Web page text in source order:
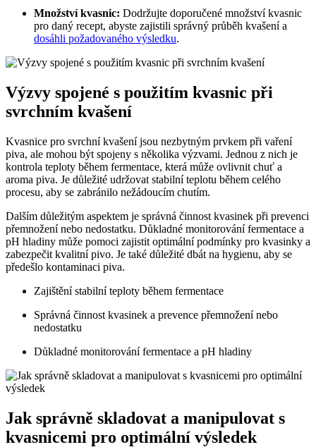
Množství ​kvasnic: Dodržujte doporučené množství kvasnic
pro daný recept, abyste zajistili správný průběh kvašení a
dosáhli požadovaného výsledku.
Výzvy spojené s použitím⁤ kvasnic při
svrchním kvašení
Kvasnice pro svrchní kvašení jsou nezbytným prvkem ⁣při vaření
piva, ‍ale ‌mohou‍ být spojeny s několika⁢ výzvami. Jednou z nich je
kontrola teploty během fermentace, která může​ ovlivnit chuť a
aroma piva.​ Je ​důležité udržovat stabilní teplotu během ​celého
procesu,‍ aby se zabránilo nežádoucím chutím.
Dalším důležitým aspektem‌ je správná činnost ‌kvasinek při prevenci
přemnožení nebo nedostatku. Důkladné monitorování‌ fermentace a
pH hladiny může pomoci zajistit optimální ⁤podmínky pro kvasinky ⁣a
zabezpečit kvalitní pivo. ‍Je také důležité dbát na hygienu, aby se
předešlo kontaminaci piva.
Zajištění stabilní ⁢teploty během⁢ fermentace
Správná⁣ činnost kvasinek a prevence ‍přemnožení nebo
nedostatku
Důkladné monitorování fermentace a pH hladiny
Jak správně skladovat a manipulovat s
kvasnicemi pro optimální výsledek